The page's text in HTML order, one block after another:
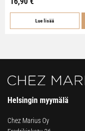
Lue lisää
Helsingin myymälä
Chez Marius Oy